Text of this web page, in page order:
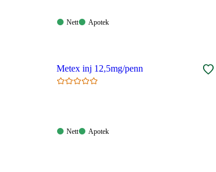
Nett:
Nett
Apotek:
Apotek
Metex inj 12,5mg/penn
Nett:
Nett
Apotek:
Apotek